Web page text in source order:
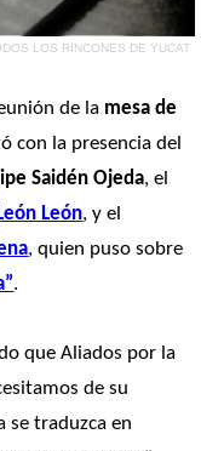
LOS RINCONES DE YUCAT
de la mesa de
con la presencia del
Saidén Ojeda, el
León, y el
, quien puso sobre
.
que Aliados por la
de su
se traduzca en